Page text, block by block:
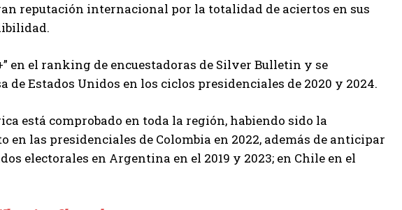
reputación internacional por la totalidad de aciertos en sus
en el ranking de encuestadoras de Silver Bulletin y se
de Estados Unidos en los ciclos presidenciales de 2020 y 2024.
está comprobado en toda la región, habiendo sido la
las presidenciales de Colombia en 2022, además de anticipar
electorales en Argentina en el 2019 y 2023; en Chile en el